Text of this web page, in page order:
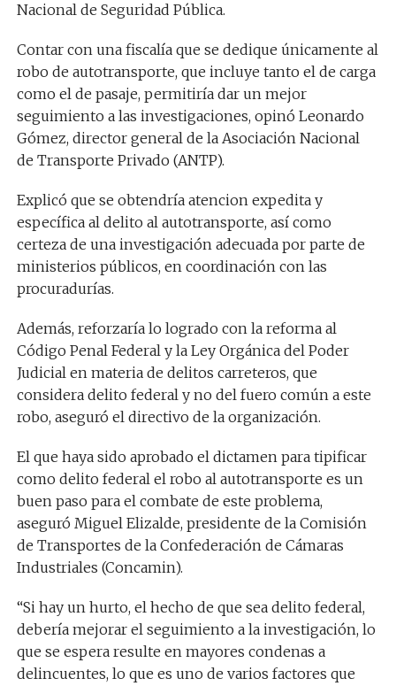
Nacional de Seguridad Pública.
Contar con una fiscalía que se dedique únicamente al
robo de autotransporte, que incluye tanto el de carga
como el de pasaje, permitiría dar un mejor
seguimiento a las investigaciones, opinó Leonardo
Gómez, director general de la Asociación Nacional
de Transporte Privado (ANTP).
Explicó que se obtendría atencion expedita y
específica al delito al autotransporte, así como
certeza de una investigación adecuada por parte de
ministerios públicos, en coordinación con las
procuradurías.
Además, reforzaría lo logrado con la reforma al
Código Penal Federal y la Ley Orgánica del Poder
Judicial en materia de delitos carreteros, que
considera delito federal y no del fuero común a este
robo, aseguró el directivo de la organización.
El que haya sido aprobado el dictamen para tipificar
como delito federal el robo al autotransporte es un
buen paso para el combate de este problema,
aseguró Miguel Elizalde, presidente de la Comisión
de Transportes de la Confederación de Cámaras
Industriales (Concamin).
“Si hay un hurto, el hecho de que sea delito federal,
debería mejorar el seguimiento a la investigación, lo
que se espera resulte en mayores condenas a
delincuentes, lo que es uno de varios factores que